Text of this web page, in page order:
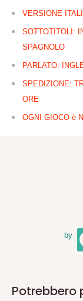
VERSIONE
SOTTOTITOLI:
SPAGNOLO
PARLATO:
SPEDIZIONE:
ORE
OGNI GIOCO è
by
Potrebbero